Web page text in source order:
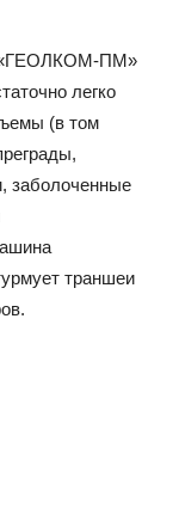
«ГЕОЛКОМ-ПМ»
легко
(в том
заболоченные
траншеи